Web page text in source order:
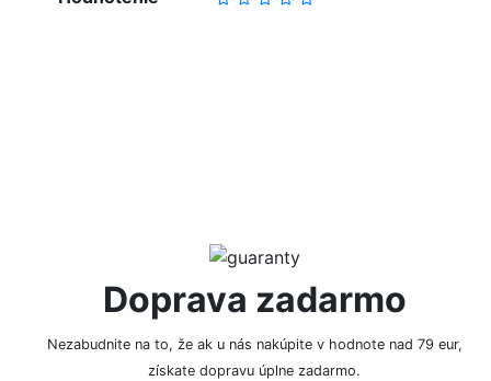
Doprava zadarmo
Nezabudnite na to, že ak u nás nakúpite v hodnote nad 79 eur,
získate dopravu úplne zadarmo.